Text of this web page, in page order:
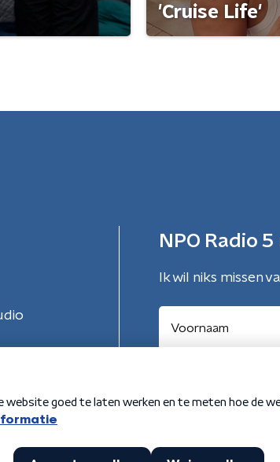
'Cruise Life'
NPO Radio
Ik wil niks missen